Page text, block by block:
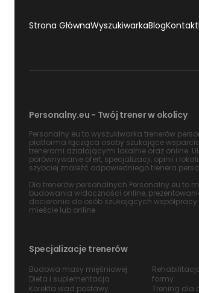
Strona GłównaWyszukiwarkaBlogKontakt
Personalny.eu - Twój trener w okolicy
Personalny.eu to wyszukiwarka trenerów
platforma łącząca osoby szukające
trenerami działającymi lokalnie oraz online.
porównywanie ofert, specjalizacji, opinii i
szybciej znaleźć odpowiedniego trenera
Dla trenerów personalnych Personalny.eu to
budowania widoczności online,
docierania do osób szukających współpracy
mieście lub online.
Specjalizacje trenerów
Budowa masy mięśniowej
Dieta i suplementacja
Korekta wad postawy
formy
Trening dla